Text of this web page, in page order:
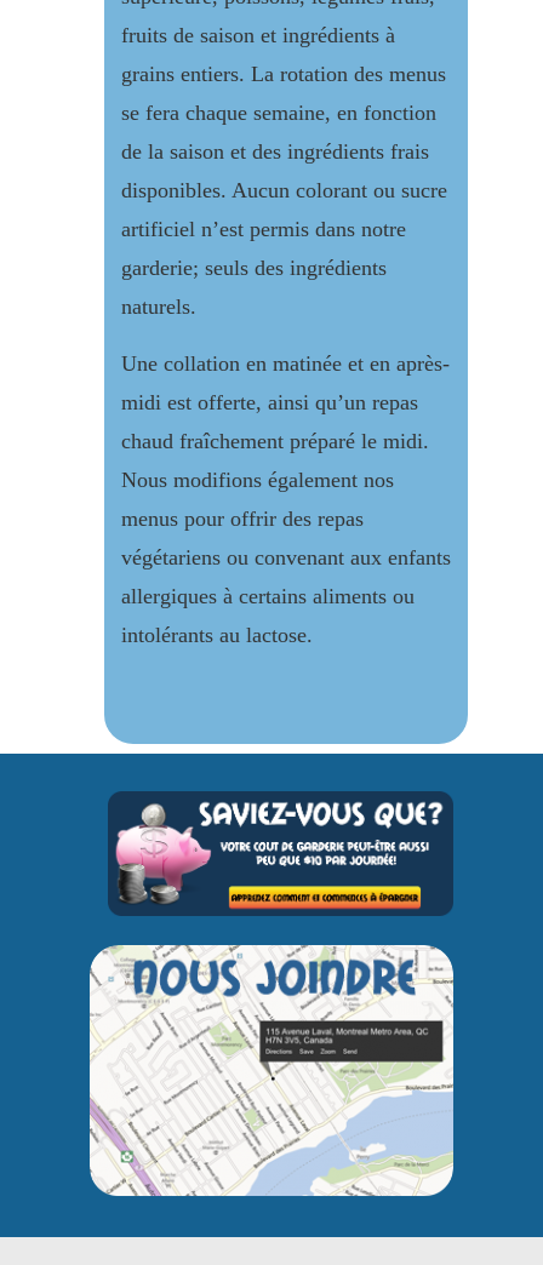
fruits de saison et ingrédients à
grains entiers. La rotation des menus
se fera chaque semaine, en fonction
de la saison et des ingrédients frais
disponibles. Aucun colorant ou sucre
artificiel n’est permis dans notre
garderie; seuls des ingrédients
naturels.
Une collation en matinée et en après-
midi est offerte, ainsi qu’un repas
chaud fraîchement préparé le midi.
Nous modifions également nos
menus pour offrir des repas
végétariens ou convenant aux enfants
allergiques à certains aliments ou
intolérants au lactose.